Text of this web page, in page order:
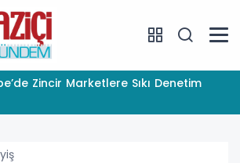
Zincir Marketlere Sıkı Denetim